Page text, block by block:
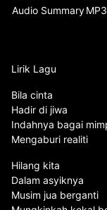
Audio Summary
Lirik Lagu
Bila cinta
Hadir di jiwa
Indahnya bagai
Mengaburi realiti
Hilang kita
Dalam asyiknya
Musim jua berganti